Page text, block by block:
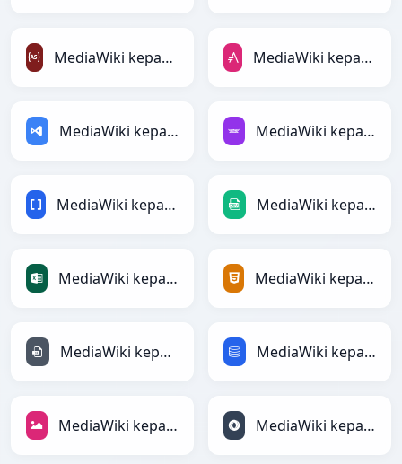
MediaWiki kepada ActionScript MediaWiki kepada AsciiDoc
MediaWiki kepada ASP MediaWiki kepada Avro
MediaWiki kepada BBCode MediaWiki kepada CSV
MediaWiki kepada Excel MediaWiki kepada HTML
MediaWiki kepada INI MediaWiki kepada SQL
MediaWiki kepada JPEG MediaWiki kepada JSON